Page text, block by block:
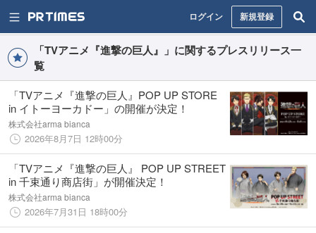
ログイン 新規登録
「TVアニメ『進撃の巨人』」に関するプレスリリース一
覧
「TVアニメ『進撃の巨人』POP UP STORE
in イトーヨーカドー」の開催が決定！
株式会社arma bianca
2026年8月7日 12時00分
「TVアニメ『進撃の巨人』 POP UP STREET
in 千束通り商店街」が開催決定！
株式会社arma bianca
2026年7月31日 18時00分